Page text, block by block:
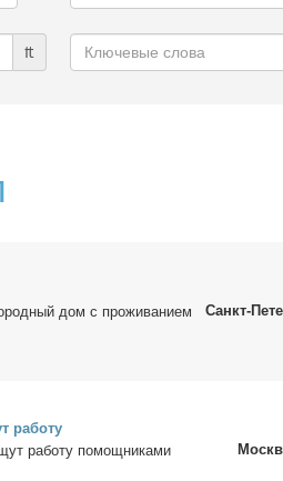
₶
Ключевые
слова
дом с про­жи­ва­ни­ем
Санкт-
ра­бо­ту
ра­бо­ту по­мощ­ни­ка­ми